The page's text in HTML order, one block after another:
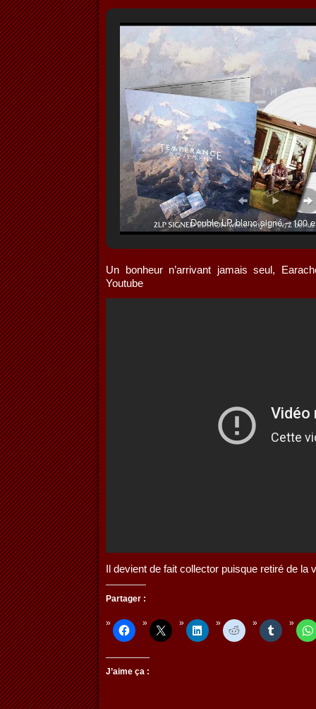
Double LP blanc signé – 100
Un bonheur n’arrivant jamais seul,
Youtube
Il devient de fait collector puisque retiré de la
Partager :
J’aime ça :